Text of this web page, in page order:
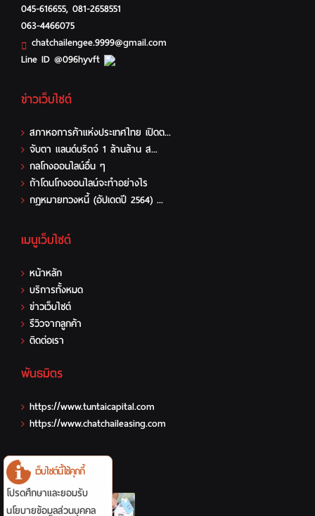
045-616655, 081-2658551
063-4466075
chatchailengee.9999@gmail.com
Line ID @096hyvft
ข่าวเว็บไซต์
สภาหอการค้าแห่งประเทศไทย เปิดต...
จับตา แลนด์บริดจ์ 1 ล้านล้าน ส...
กลโกงออนไลน์อื่น ๆ
ถ้าโดนโกงออนไลน์จะทำอย่างไร
กฎหมายทวงหนี้ (อัปเดตปี 2564) ...
เมนูเว็บไซต์
หน้าหลัก
บริการทั้งหมด
ข่าวเว็บไซต์
รีวิวจากลูกค้า
ติดต่อเรา
พันธมิตร
https://www.tuntaicapital.com
https://www.chatchaileasing.com
รายการแนะนำ
เว็บไซต์นี้ใช้คุกกี้
โปรดศึกษาและยอมรับ
นโยบายข้อมูลส่วนบุคคล